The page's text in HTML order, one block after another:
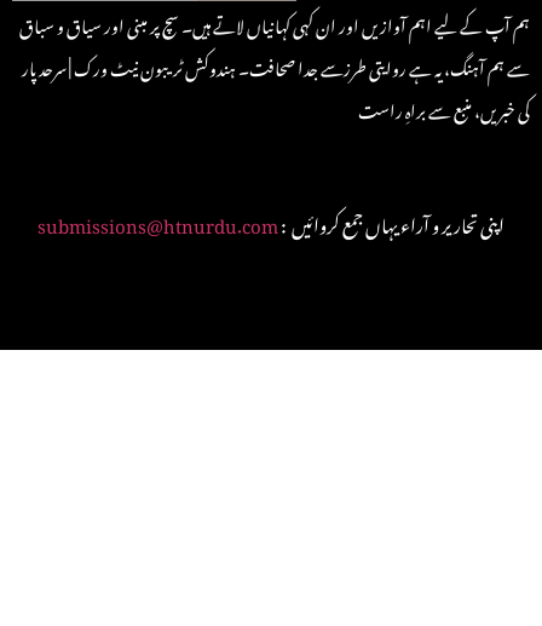
ہم آپ کے لیے اہم آوازیں اور ان کہی کہانیاں لاتے ہیں۔ سچ پر مبنی اور سیاق و سباق
سے ہم آہنگ، یہ ہے روایتی طرزسے جدا صحافت۔ ہندوکش ٹریبون نیٹ ورک | سرحد پار
کی خبریں، منبع سے براہِ راست
submissions@htnurdu.com : اپنی تحاریر و آراء یہاں جمع کروائیں